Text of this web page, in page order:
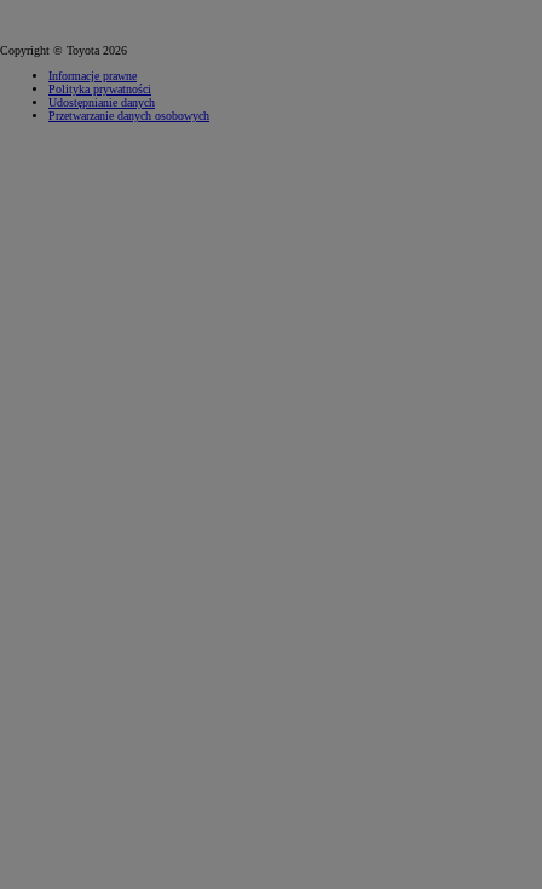
Copyright © Toyota 2026
Informacje prawne
Polityka prywatności
Udostępnianie danych
Przetwarzanie danych osobowych